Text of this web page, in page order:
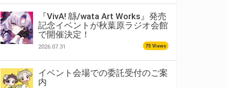
『VivA! 緜/wata Art Works』発売
記念イベントが秋葉原ラジオ会館
で開催決定！
2026.07.31 75 Views
イベント会場での委託受付のご案
内